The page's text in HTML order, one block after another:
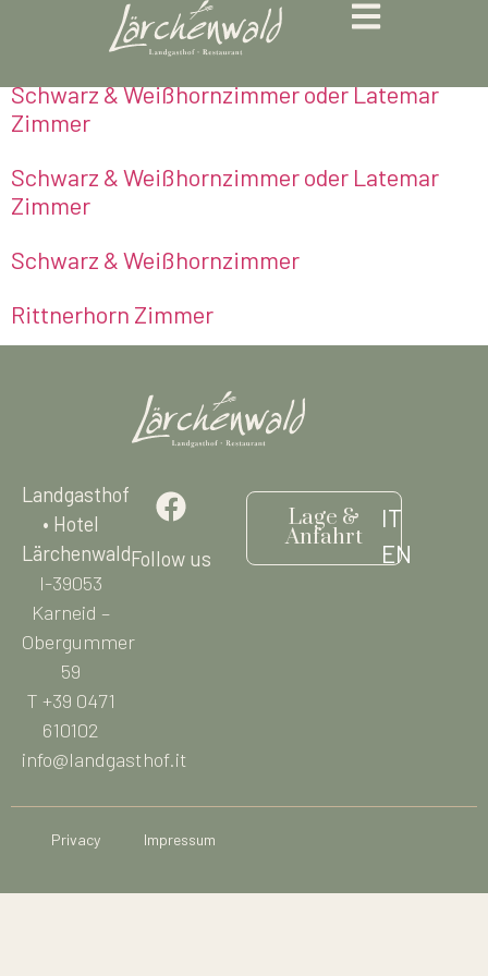
Kategorie:Last Minute
Schwarz & Weißhornzimmer oder Latemar
Zimmer
Schwarz & Weißhornzimmer oder Latemar
Zimmer
Schwarz & Weißhornzimmer
Rittnerhorn Zimmer
Landgasthof
• Hotel
Lärchenwald
I-39053
Karneid –
Obergummer
59
T +39 0471
610102
info@landgasthof.it
Follow us
Lage &
Anfahrt
IT
EN
Privacy Impressum